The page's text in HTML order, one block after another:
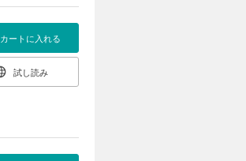
カートに入れる
試し読み